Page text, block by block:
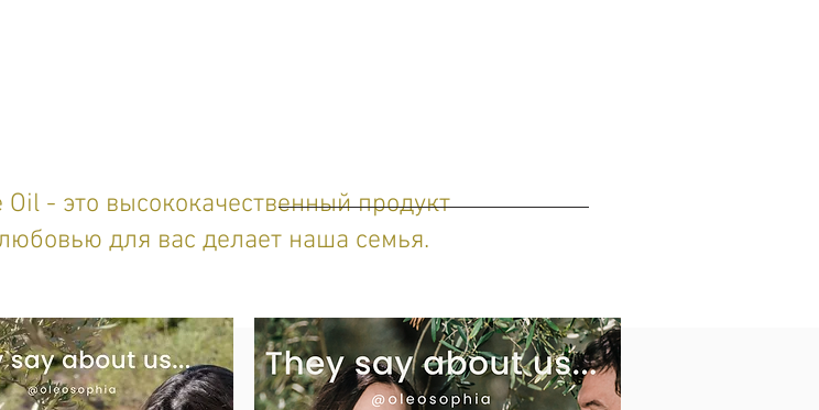
Oil - это высококачественный продукт
для вас делает наша семья.